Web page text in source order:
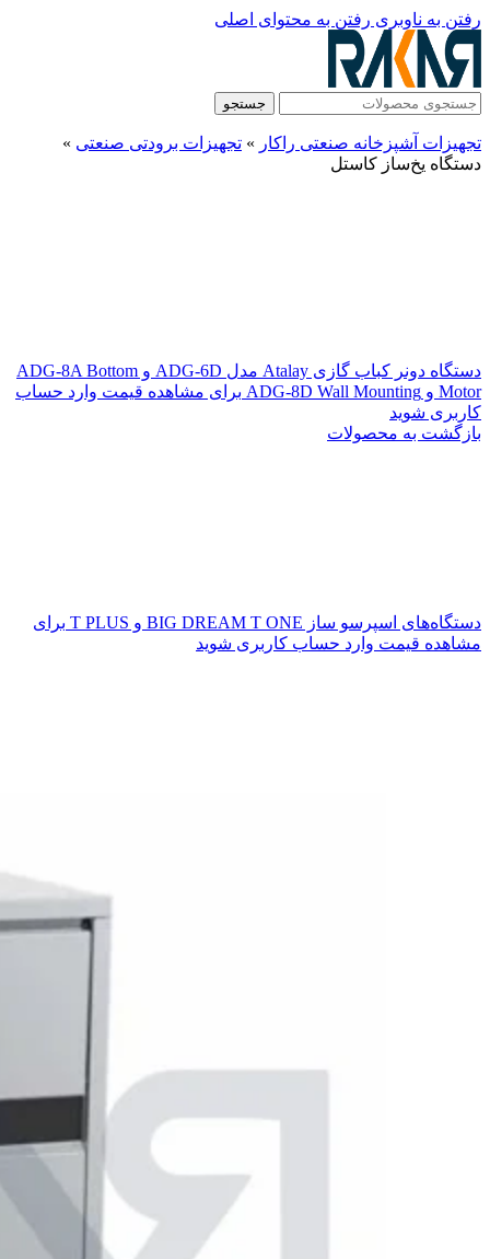
رفتن به ناوبری رفتن به محتوای اصلی
جستجو
تجهیزات آشپزخانه صنعتی راکار » تجهیزات برودتی صنعتی »
دستگاه یخ‌ساز کاستل
دستگاه دونر کباب گازی Atalay مدل ADG-6D و ADG-8A Bottom
Motor و ADG-8D Wall Mounting
برای مشاهده قیمت وارد حساب
کاربری شوید
بازگشت به محصولات
دستگاه‌های اسپرسو ساز BIG DREAM T ONE و T PLUS
برای
مشاهده قیمت وارد حساب کاربری شوید